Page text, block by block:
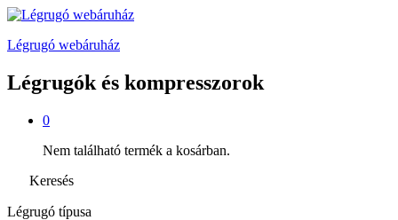
Légrugó webáruház
Légrugók és kompresszorok
0
Nem található termék a kosárban.
Keresés
Légrugó típusa